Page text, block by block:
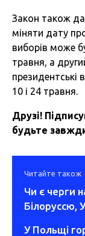
Закон також
міняти дату
виборів може
травня, а
президентські
10 і 24 травня.
Друзі!
будьте
Читайте також
Чи є черги
Білоруссю,
У Польщі